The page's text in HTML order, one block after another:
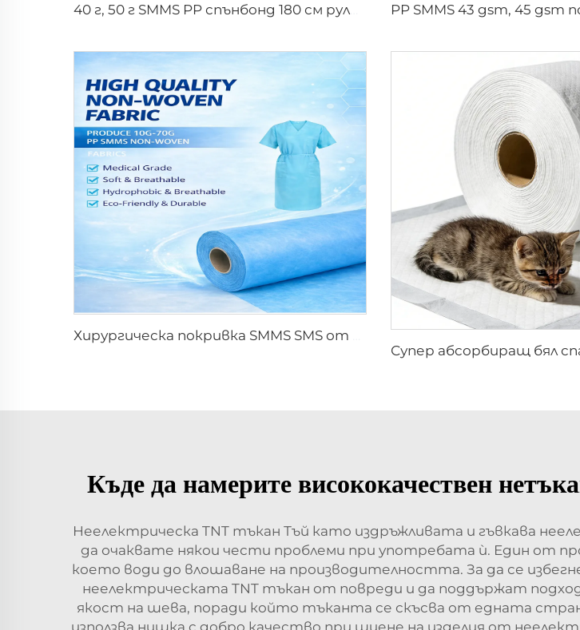
Къде да намерите висококачествен
Неелектрическа TNT тъкан Тъй като издръжливата и гъвкава
да очаквате някои чести проблеми при употребата ѝ. Един от
което води до влошаване на производителността. За да се
неелектрическата TNT тъкан от повреди и да поддържат
якост на шева, поради който тъканта се скъсва от едната
използва нишка с добро качество при шиене на изделия от